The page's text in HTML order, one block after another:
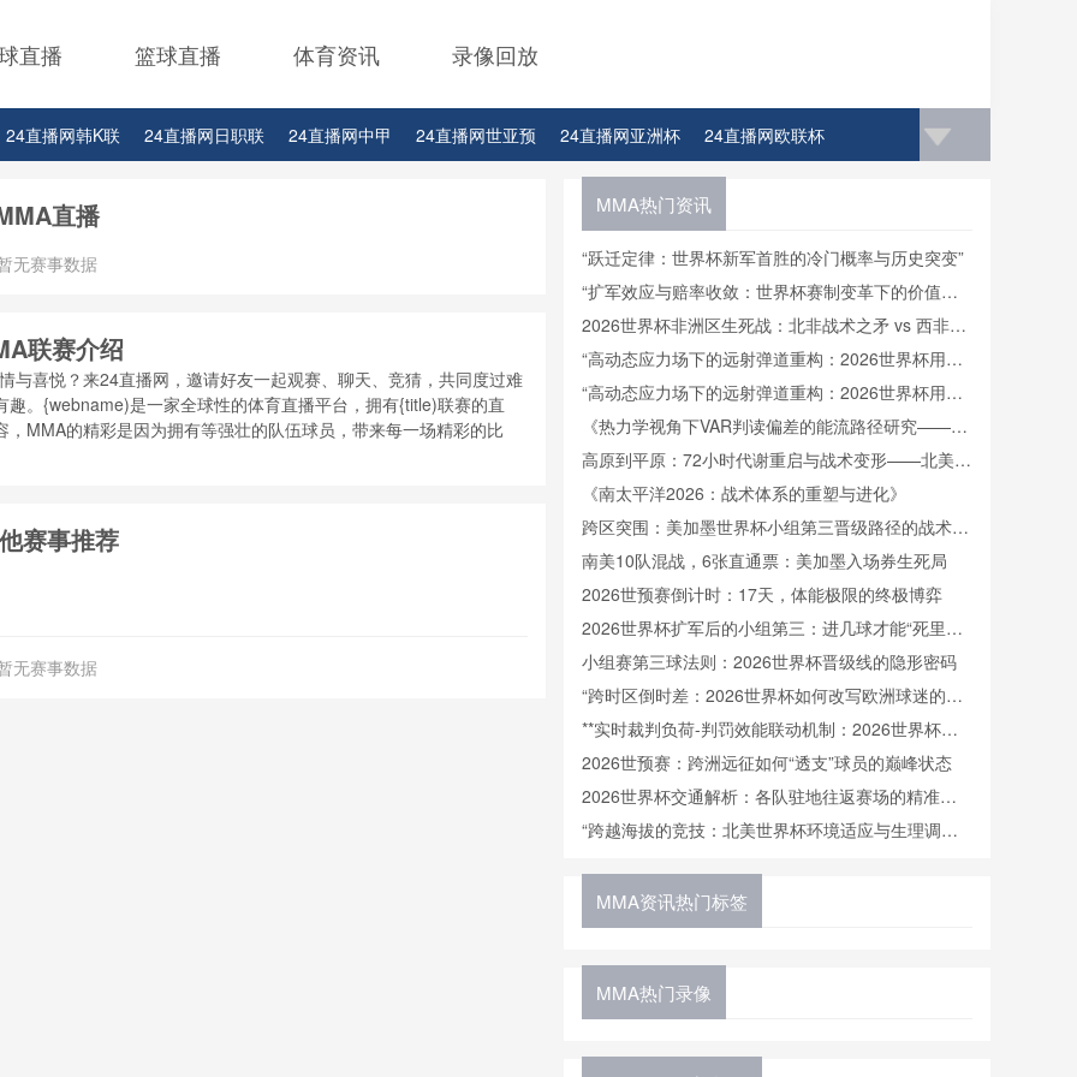
直播 篮球直播 体育资讯 录像回放
24直播网韩K联 24直播网日职联 24直播网中甲 24直播网世亚预 24直播网亚洲杯 24直播网欧联杯
直播
无赛事数据
联赛介绍
与喜悦？来24直播网，邀请好友一起观赛、聊天、竞猜，共同度过难
。{webname)是一家全球性的体育直播平台，拥有{title)联赛的直
MMA的精彩是因为拥有等强壮的队伍球员，带来每一场精彩的比
赛事推荐
无赛事数据
MMA热门资讯
“跃迁定律：世界杯新军首胜的冷门概率与历史突变”
“扩军效应与赔率收敛：世界杯赛制变革下的价值逻
辑重构”
2026世界杯非洲区生死战：北非战术之矛 vs 西非力
量之盾
“高动态应力场下的远射弹道重构：2026世界杯用球
飞行控制与落点精度的技术解构”
“高动态应力场下的远射弹道重构：2026世界杯用球
飞行控制与落点精度的技术解构”
《热力学视角下VAR判读偏差的能流路径研究——基
于2022卡塔尔世界杯的实证检验》
高原到平原：72小时代谢重启与战术变形——北美世
界杯的隐形博弈
《南太平洋2026：战术体系的重塑与进化》
跨区突围：美加墨世界杯小组第三晋级路径的战术重
塑与博弈法则
南美10队混战，6张直通票：美加墨入场券生死局
2026世预赛倒计时：17天，体能极限的终极博弈
2026世界杯扩军后的小组第三：进几球才能“死里逃
生”？
小组赛第三球法则：2026世界杯晋级线的隐形密码
“跨时区倒时差：2026世界杯如何改写欧洲球迷的午
夜观赛传统”
**实时裁判负荷-判罚效能联动机制：2026世界杯执
法情境下心率变异性与决策准确率的动态耦合分析**
2026世预赛：跨洲远征如何“透支”球员的巅峰状态
2026世界杯交通解析：各队驻地往返赛场的精准通
勤时间表
“跨越海拔的竞技：北美世界杯环境适应与生理调节
MMA资讯热门标签
MMA热门录像